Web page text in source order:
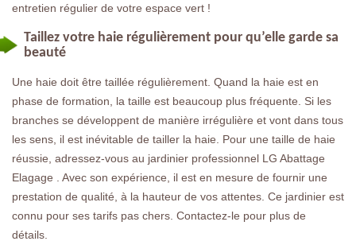
entretien régulier de votre espace vert !
Taillez votre haie régulièrement pour qu’elle garde sa
beauté
Une haie doit être taillée régulièrement. Quand la haie est en
phase de formation, la taille est beaucoup plus fréquente. Si les
branches se développent de manière irrégulière et vont dans tous
les sens, il est inévitable de tailler la haie. Pour une taille de haie
réussie, adressez-vous au jardinier professionnel LG Abattage
Elagage . Avec son expérience, il est en mesure de fournir une
prestation de qualité, à la hauteur de vos attentes. Ce jardinier est
connu pour ses tarifs pas chers. Contactez-le pour plus de
détails.